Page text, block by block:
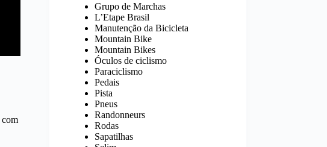
com
Grupo de Marchas
L’Etape Brasil
Manutenção da Bicicleta
Mountain Bike
Mountain Bikes
Óculos de ciclismo
Paraciclismo
Pedais
Pista
Pneus
Randonneurs
Rodas
Sapatilhas